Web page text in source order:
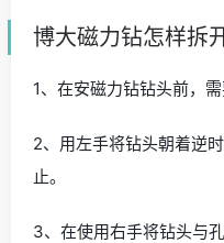
博大磁力钻怎样拆
1、在安磁力钻钻头前，
2、用左手将钻头朝着逆
止。
3、在使用右手将钻头与